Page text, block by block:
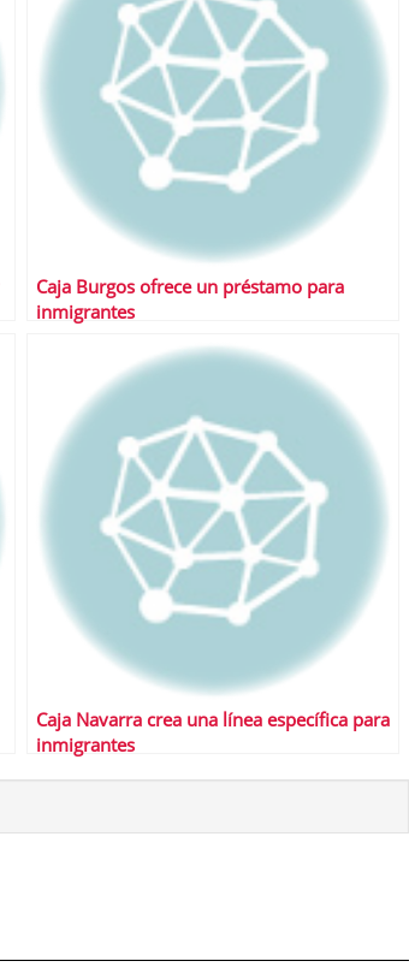
Caja Burgos ofrece un préstamo para
inmigrantes
Caja Navarra crea una línea específica para
inmigrantes